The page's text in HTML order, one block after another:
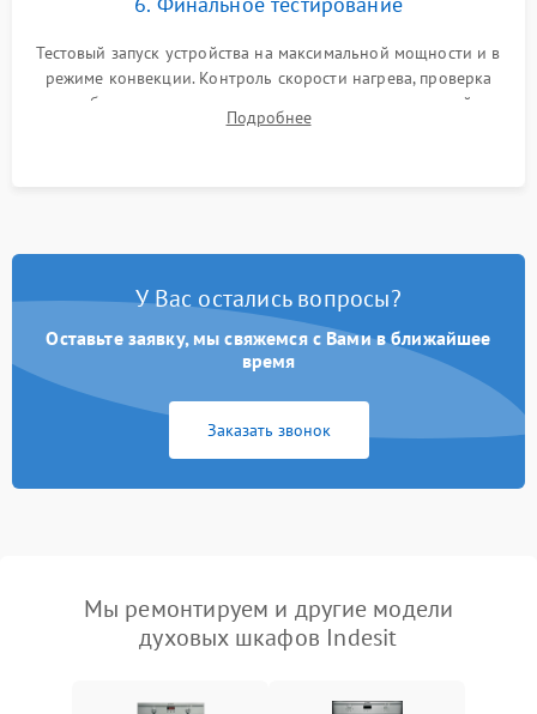
Тестовый запуск устройства на максимальной мощности и в
режиме конвекции. Контроль скорости нагрева, проверка
срабатывания термостата при достижении заданной
температуры и тест на отсутствие утечек тока.
Подробнее
У Вас остались вопросы?
Оставьте заявку, мы свяжемся с Вами в ближайшее
время
Заказать звонок
Мы ремонтируем и другие модели
духовых шкафов Indesit